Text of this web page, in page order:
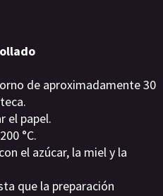
de aproximadamente 30
el papel.
°C.
el azúcar, la miel y la
que la preparación